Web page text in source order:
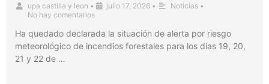
upa castilla y leon • julio 17, 2026 • Noticias •
No hay comentarios
Ha quedado declarada la situación de alerta por riesgo
meteorológico de incendios forestales para los días 19, 20,
21 y 22 de …